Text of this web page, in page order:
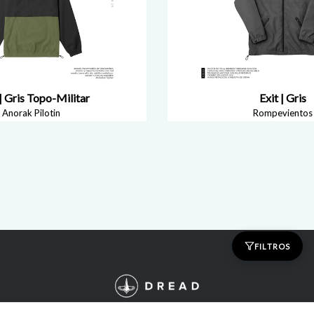
FILTROS
Gris Topo-Militar
Anorak Pilotin
Exit | Gris
Rompevientos